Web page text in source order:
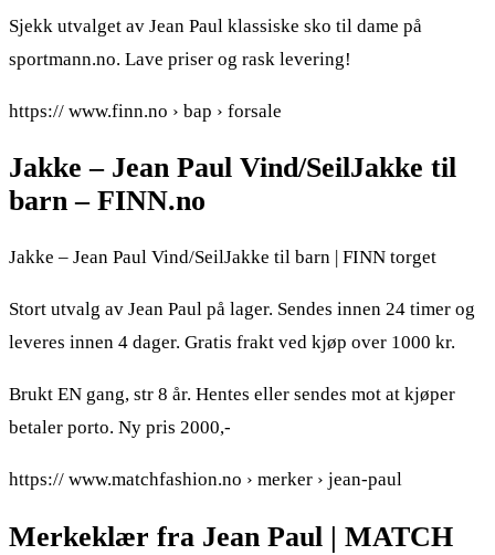
Sjekk utvalget av Jean Paul klassiske sko til dame på
sportmann.no. Lave priser og rask levering!
https:// www.finn.no › bap › forsale
Jakke – Jean Paul Vind/SeilJakke til
barn – FINN.no
Jakke – Jean Paul Vind/SeilJakke til barn | FINN torget
Stort utvalg av Jean Paul på lager. Sendes innen 24 timer og
leveres innen 4 dager. Gratis frakt ved kjøp over 1000 kr.
Brukt EN gang, str 8 år. Hentes eller sendes mot at kjøper
betaler porto. Ny pris 2000,-
https:// www.matchfashion.no › merker › jean-paul
Merkeklær fra Jean Paul | MATCH